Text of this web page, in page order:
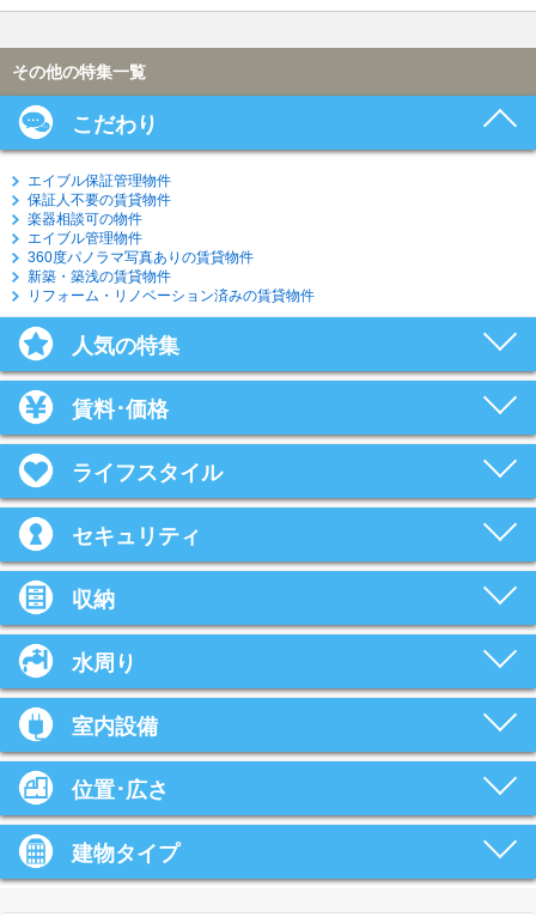
その他の特集一覧
こだわり
エイブル保証管理物件
保証人不要の賃貸物件
楽器相談可の物件
エイブル管理物件
360度パノラマ写真ありの賃貸物件
新築・築浅の賃貸物件
リフォーム・リノベーション済みの賃貸物件
人気の特集
賃料･価格
ライフスタイル
セキュリティ
収納
水周り
室内設備
位置･広さ
建物タイプ